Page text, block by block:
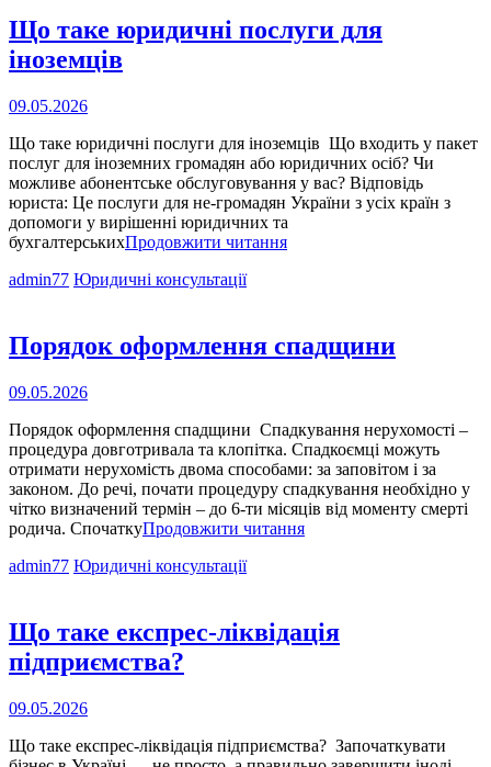
Що таке юридичні послуги для
іноземців
Опубліковано
09.05.2026
Що таке юридичні послуги для іноземців Що входить у пакет
послуг для іноземних громадян або юридичних осіб? Чи
можливе абонентське обслуговування у вас? Відповідь
юриста: Це послуги для не-громадян України з усіх країн з
допомоги у вирішенні юридичних та
бухгалтерськихПродовжити читанняЩо
іноземців
admin77 Cat
Юридичні консультації
Порядок оформлення спадщини
Опубліковано
09.05.2026
Порядок оформлення спадщини Спадкування нерухомості –
процедура довготривала та клопітка. Спадкоємці можуть
отримати нерухомість двома способами: за заповітом і за
законом. До речі, почати процедуру спадкування необхідно у
чітко визначений термін – до 6-ти місяців від моменту смерті
родича. СпочаткуПродовжити читанняПорядок
admin77 Cat
Юридичні консультації
Що таке експрес-ліквідація
підприємства?
Опубліковано
09.05.2026
Що таке експрес-ліквідація підприємства? Започаткувати